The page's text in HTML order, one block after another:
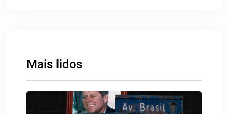
Mais lidos